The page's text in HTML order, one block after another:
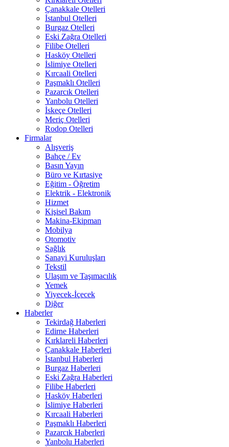
Çanakkale Otelleri
İstanbul Otelleri
Burgaz Otelleri
Eski Zağra Otelleri
Filibe Otelleri
Hasköy Otelleri
İslimiye Otelleri
Kırcaali Otelleri
Paşmaklı Otelleri
Pazarcık Otelleri
Yanbolu Otelleri
İskeçe Otelleri
Meriç Otelleri
Rodop Otelleri
Firmalar
Alışveriş
Bahçe / Ev
Basın Yayın
Büro ve Kırtasiye
Eğitim - Öğretim
Elektrik - Elektronik
Hizmet
Kişisel Bakım
Makina-Ekipman
Mobilya
Otomotiv
Sağlık
Sanayi Kuruluşları
Tekstil
Ulaşım ve Taşımacılık
Yemek
Yiyecek-İçecek
Diğer
Haberler
Tekirdağ Haberleri
Edirne Haberleri
Kırklareli Haberleri
Çanakkale Haberleri
İstanbul Haberleri
Burgaz Haberleri
Eski Zağra Haberleri
Filibe Haberleri
Hasköy Haberleri
İslimiye Haberleri
Kırcaali Haberleri
Paşmaklı Haberleri
Pazarcık Haberleri
Yanbolu Haberleri